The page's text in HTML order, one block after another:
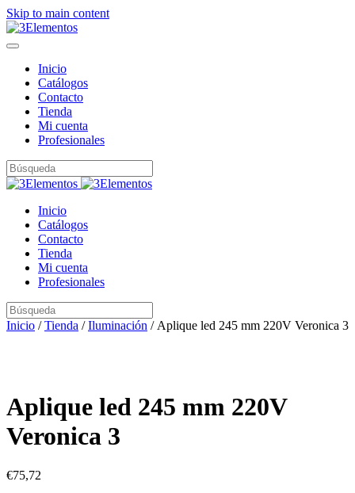
Skip to main content
Inicio
Catálogos
Contacto
Tienda
Mi cuenta
Profesionales
Inicio
Catálogos
Contacto
Tienda
Mi cuenta
Profesionales
Inicio /Tienda /Iluminación / Aplique led 245 mm 220V Veronica 3
Aplique led 245 mm 220V
Veronica 3
€75,72